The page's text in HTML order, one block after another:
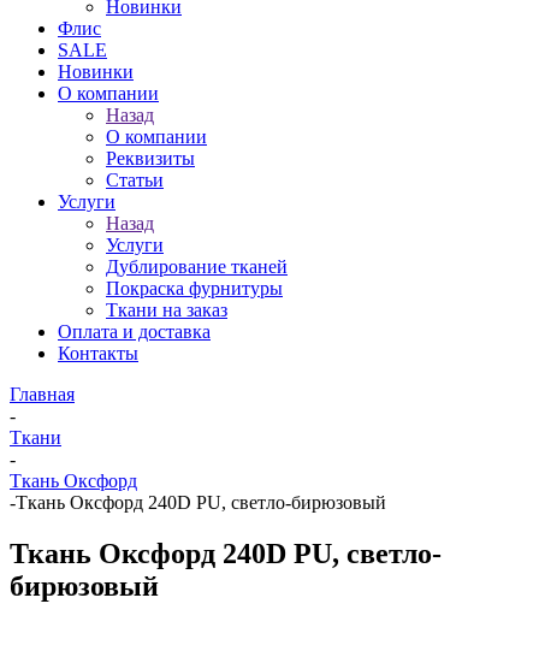
Новинки
Флис
SALE
Новинки
О компании
Назад
О компании
Реквизиты
Статьи
Услуги
Назад
Услуги
Дублирование тканей
Покраска фурнитуры
Ткани на заказ
Оплата и доставка
Контакты
Главная
-
Ткани
-
Ткань Оксфорд
-Ткань Оксфорд 240D PU, светло-бирюзовый
Ткань Оксфорд 240D PU, светло-
бирюзовый